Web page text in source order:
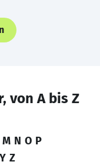
von A bis Z
M N O P
Y Z